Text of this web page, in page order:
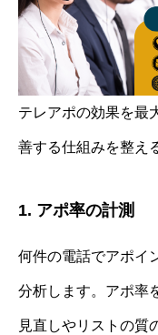
テレアポの効果を最
善する仕組みを整え
1. アポ率の計測
何件の電話でアポイ
分析します。アポ率
見直しやリストの質